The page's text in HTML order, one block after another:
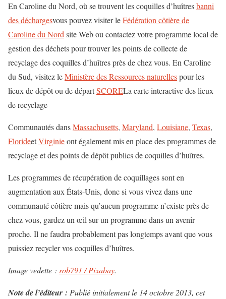
En Caroline du Nord, où se trouvent les coquilles d’huîtresbanni
des déchargesvous pouvez visiter leFédération côtière de
Caroline du Nord site Web ou contactez votre programme local de
gestion des déchets pour trouver les points de collecte de
recyclage des coquilles d’huîtres près de chez vous. En Caroline
du Sud, visitez leMinistère des Ressources naturellespour les
lieux de dépôt ou de départSCORELa carte interactive des lieux
de recyclage
Communautés dansMassachusetts, Maryland, Louisiane, Texas,
FlorideetVirginieont également mis en place des programmes de
recyclage et des points de dépôt publics de coquilles d’huîtres.
Les programmes de récupération de coquillages sont en
augmentation aux États-Unis, donc si vous vivez dans une
communauté côtière mais qu’aucun programme n’existe près de
chez vous, gardez un œil sur un programme dans un avenir
proche. Il ne faudra probablement pas longtemps avant que vous
puissiez recycler vos coquilles d’huîtres.
Image vedette : rob791 / Pixabay.
Note de l’éditeur : Publié initialement le 14 octobre 2013, cet